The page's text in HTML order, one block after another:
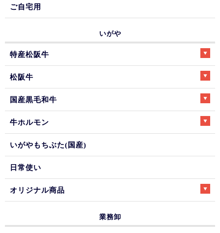
ご自宅用
いがや
特産松阪牛
松阪牛
国産黒毛和牛
牛ホルモン
いがやもちぶた(国産)
日常使い
オリジナル商品
業務卸